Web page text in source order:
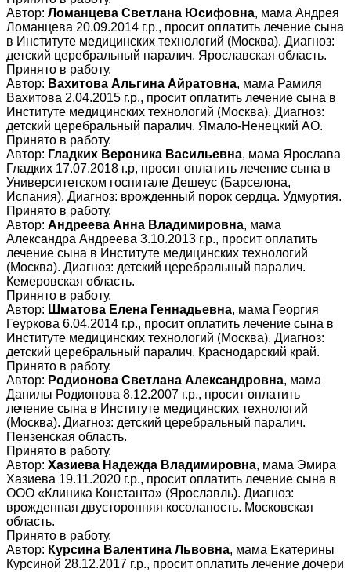
Автор: Ломанцева Светлана Юсифовна, мама Андрея
Ломанцева 20.09.2014 г.р., просит оплатить лечение сына
в Институте медицинских технологий (Москва). Диагноз:
детский церебральный паралич. Ярославская область.
Принято в работу.
Автор: Вахитова Альгина Айратовна, мама Рамиля
Вахитова 2.04.2015 г.р., просит оплатить лечение сына в
Институте медицинских технологий (Москва). Диагноз:
детский церебральный паралич. Ямало-Ненецкий АО.
Принято в работу.
Автор: Гладких Вероника Васильевна, мама Ярослава
Гладких 17.07.2018 г.р, просит оплатить лечение сына в
Университетском госпитале Дешеус (Барселона,
Испания). Диагноз: врожденный порок сердца. Удмуртия.
Принято в работу.
Автор: Андреева Анна Владимировна, мама
Александра Андреева 3.10.2013 г.р., просит оплатить
лечение сына в Институте медицинских технологий
(Москва). Диагноз: детский церебральный паралич.
Кемеровская область.
Принято в работу.
Автор: Шматова Елена Геннадьевна, мама Георгия
Геуркова 6.04.2014 г.р., просит оплатить лечение сына в
Институте медицинских технологий (Москва). Диагноз:
детский церебральный паралич. Краснодарский край.
Принято в работу.
Автор: Родионова Светлана Александровна, мама
Данилы Родионова 8.12.2007 г.р., просит оплатить
лечение сына в Институте медицинских технологий
(Москва). Диагноз: детский церебральный паралич.
Пензенская область.
Принято в работу.
Автор: Хазиева Надежда Владимировна, мама Эмира
Хазиева 19.11.2020 г.р., просит оплатить лечение сына в
ООО «Клиника Константа» (Ярославль). Диагноз:
врожденная двусторонняя косолапость. Московская
область.
Принято в работу.
Автор: Курсина Валентина Львовна, мама Екатерины
Курсиной 28.12.2017 г.р., просит оплатить лечение дочери